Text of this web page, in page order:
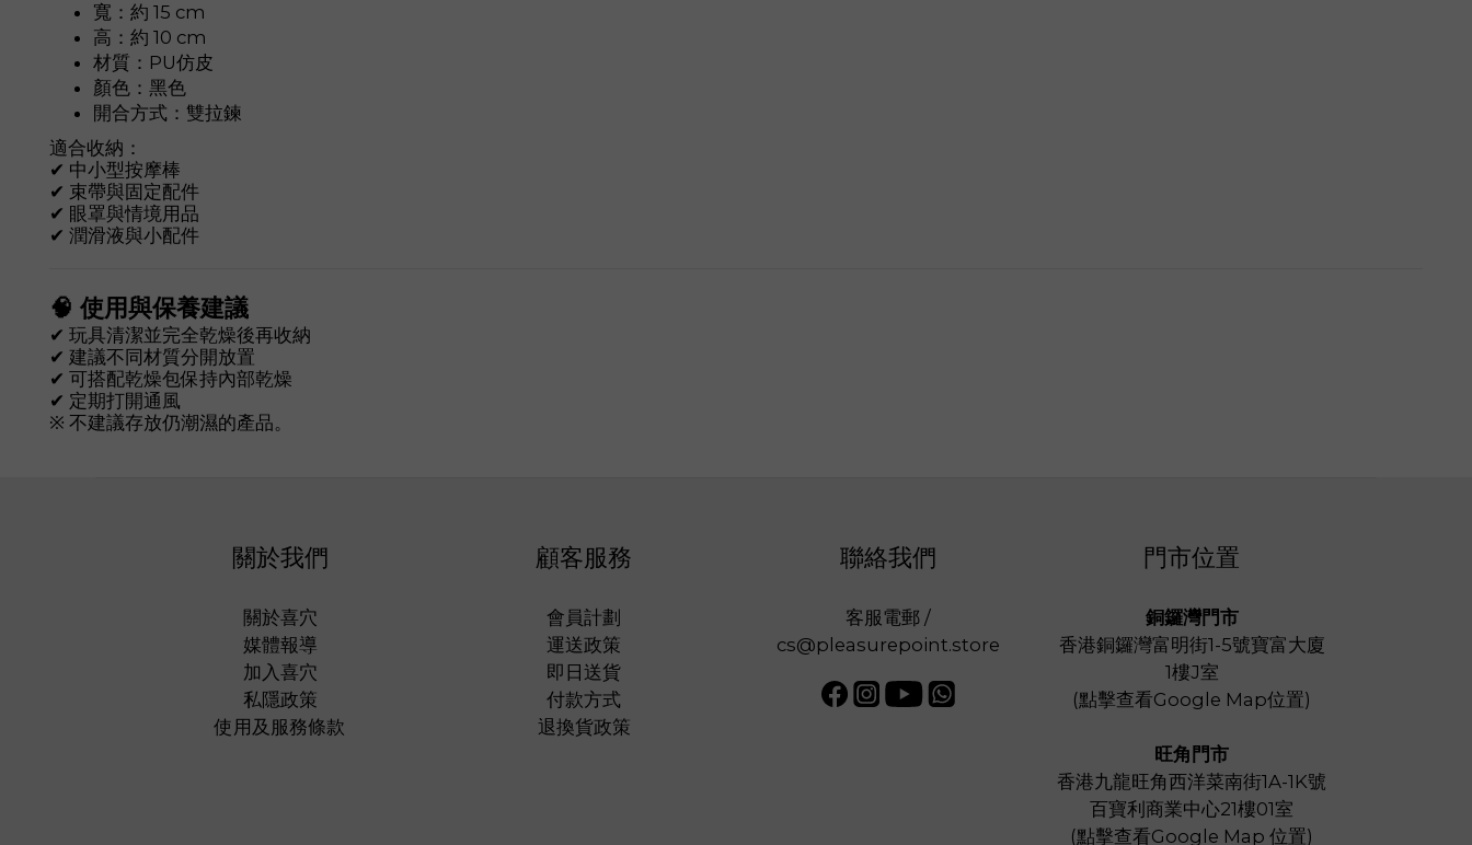
寬：約 15 cm
高：約 10 cm
材質：PU仿皮
顏色：黑色
開合方式：雙拉鍊
適合收納：
✔ 中小型按摩棒
✔ 束帶與固定配件
✔ 眼罩與情境用品
✔ 潤滑液與小配件
🧠 使用與保養建議
✔ 玩具清潔並完全乾燥後再收納
✔ 建議不同材質分開放置
✔ 可搭配乾燥包保持內部乾燥
✔ 定期打開通風
※ 不建議存放仍潮濕的產品。
關於我們
關於喜穴
媒體報導
加入喜穴
私隱政策
使用及服務條款
顧客服務
會員計劃
運送政策
即日送貨
付款方式
退換貨政策
聯絡我們
客服電郵 /
cs@pleasurepoint.store
門市位置
銅鑼灣門市
香港銅鑼灣富明街1-5號寶富大廈
1樓J室
(點擊查看Google Map位置)
旺角門市
香港九龍旺角西洋菜南街1A-1K號
百寶利商業中心21樓01室
(點擊查看Google Map 位置)